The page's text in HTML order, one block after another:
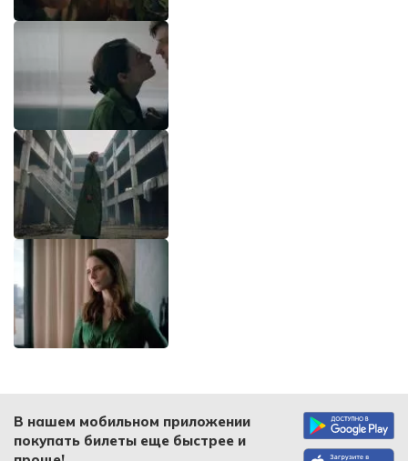
В нашем мобильном приложении
покупать билеты еще быстрее и